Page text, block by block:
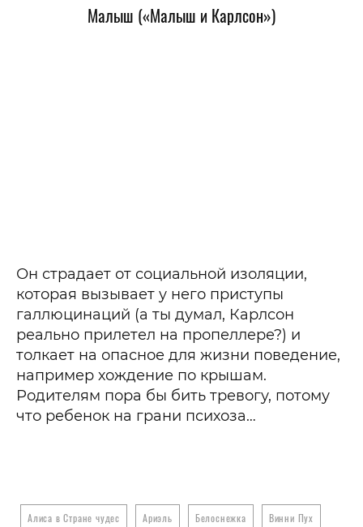
Малыш («Малыш и Карлсон»)
Он страдает от социальной изоляции,
которая вызывает у него приступы
галлюцинаций (а ты думал, Карлсон
реально прилетел на пропеллере?) и
толкает на опасное для жизни поведение,
например хождение по крышам.
Родителям пора бы бить тревогу, потому
что ребенок на грани психоза…
Алиса в Стране чудес Ариэль Белоснежка Винни Пух